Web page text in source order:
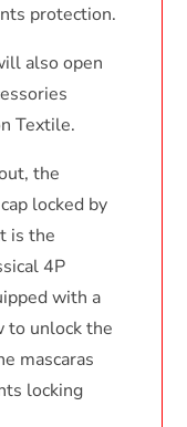
protection.
also open
Textile.
the
locked by
is the
4P
with a
to unlock the
mascaras
locking